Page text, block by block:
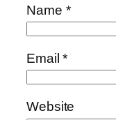
Name *
Email*
Website